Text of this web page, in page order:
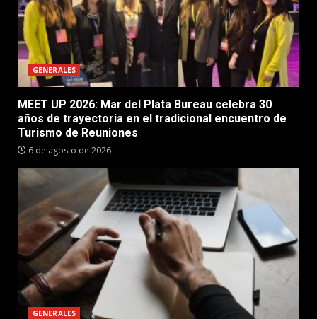
GENERALES
MEET UP 2026: Mar del Plata Bureau celebra 30
años de trayectoria en el tradicional encuentro de
Turismo de Reuniones
6 de agosto de 2026
GENERALES